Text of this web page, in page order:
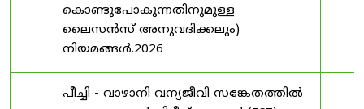
കൊണ്ടുപോകുന്നതിനുമുള്ള
ലൈസൻസ് അനുവദിക്കലും)
നിയമങ്ങൾ.2026
പീച്ചി - വാഴാനി വന്യജീവി സങ്കേതത്തിൽ